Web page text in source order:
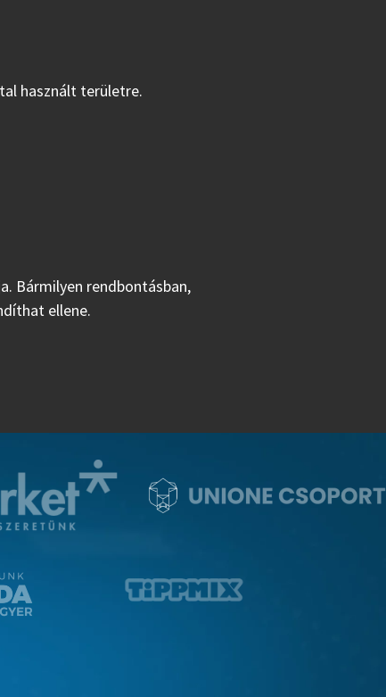
használt területre.
Bármilyen rendbontásban,
ellene.